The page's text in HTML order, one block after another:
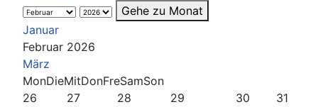
Gehe zu Monat
Januar
Februar 2026
März
MonDieMitDonFreSamSon
26
27 28 29 30 31